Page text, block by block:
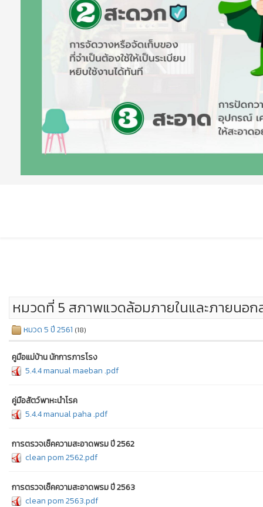
หมวดที่ 5 สภาพแวดล้อมภายในและภายนอ
หมวด 5 ปี 2561 (18)
คูมือแม่บ้าน นักการภารโรง
5.4.4 manual maeban .pdf
คู่มือสัตว์พาหะนำโรค
5.4.4 manual paha .pdf
การตรวจเช็คความสะอาดพรม ปี 2562
clean pom 2562.pdf
การตรวจเช็คความสะอาดพรม ปี 2563
clean pom 2563.pdf